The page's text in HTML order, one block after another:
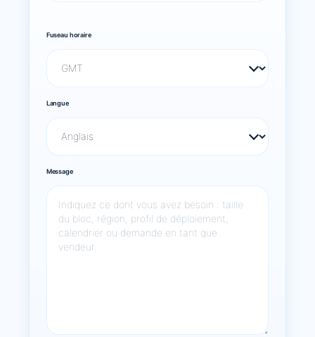
Fuseau horaire
Langue
Message